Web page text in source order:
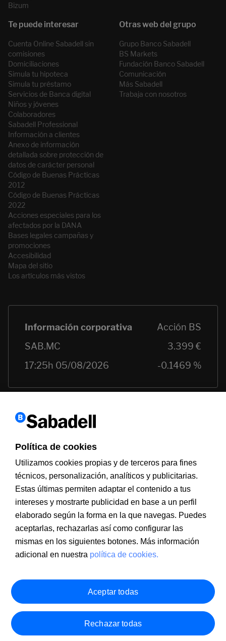
Bizum
Cuenta Online Sabadell sin
comisiones
Domiciliaciones
Simula tu hipoteca
Simula tu préstamo
Servicios de Banca digital
Niños y jóvenes
Colaboradores
Sabadell Professional
Información a clientes
Anexo de información
detallada sobre protección de
datos de carácter personal
Código de Buenas Prácticas
2012
Código de Buenas Prácticas
2022
Acciones especiales para los
afectados por la DANA
Bases legales campañas y
promociones
Accesibilidad
Mapa del sitio
Los artículos más vistos
Grupo Banco Sabadell
BS Markets
Fundación Banco Sabadell
Comunicación
Más Sabadell
Trabaja con nosotros
Información a clientesPSD2
MIFIDDocumentación PRIIPS
Aviso legalPolítica de cookies
Seguridad Atención al cliente
Política de cookies
Utilizamos cookies propias y de terceros para fines
técnicos, personalización, analíticos y publicitarias.
Estas últimas permiten adaptar el contenido a tus
intereses y mostrarte publicidad en base a un perfil
elaborado según la forma en la que navegas. Puedes
aceptarlas, rechazarlas así como configurar las
mismas en los siguientes botones. Más información
adicional en nuestra política de cookies.
Rechazar todas
Aceptar todas